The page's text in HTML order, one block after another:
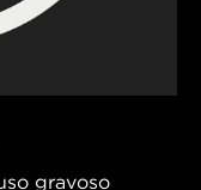
gravoso